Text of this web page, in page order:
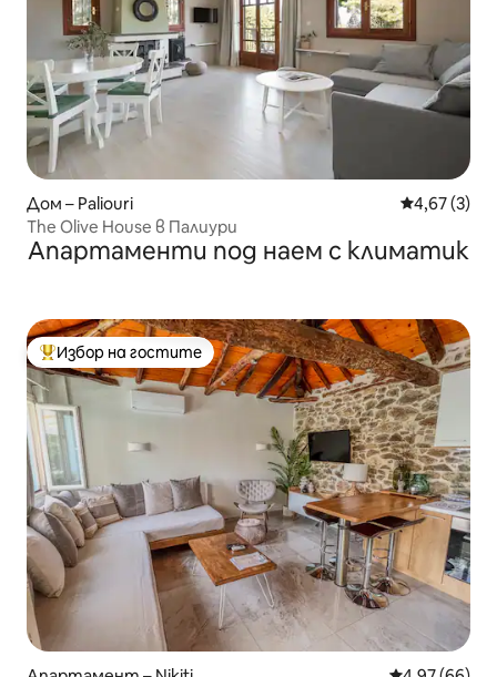
Дом – Paliouri Средна
4,67 (3)
The Olive House в Палиури
Апартаменти под наем с климатик
Най-популярен избор на гостите
Избор на гостите